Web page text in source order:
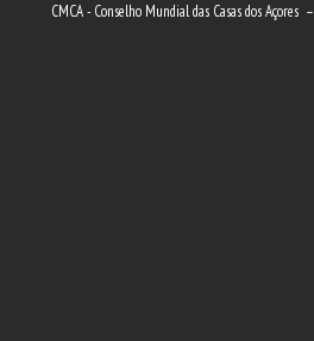
CMCA - Conselho Mundial das Casas dos Açores –